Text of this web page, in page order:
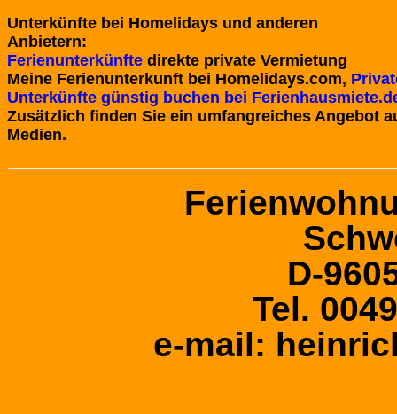
Unterkünfte bei Homelidays und anderen
Anbietern:
Ferienunterkünfte direkte private Vermietung
Meine Ferienunterkunft bei Homelidays.com,
Unterkünfte günstig buchen bei
Zusätzlich finden Sie ein umfangreiches Angebot
Medien.
D-
Tel.
e-mail: